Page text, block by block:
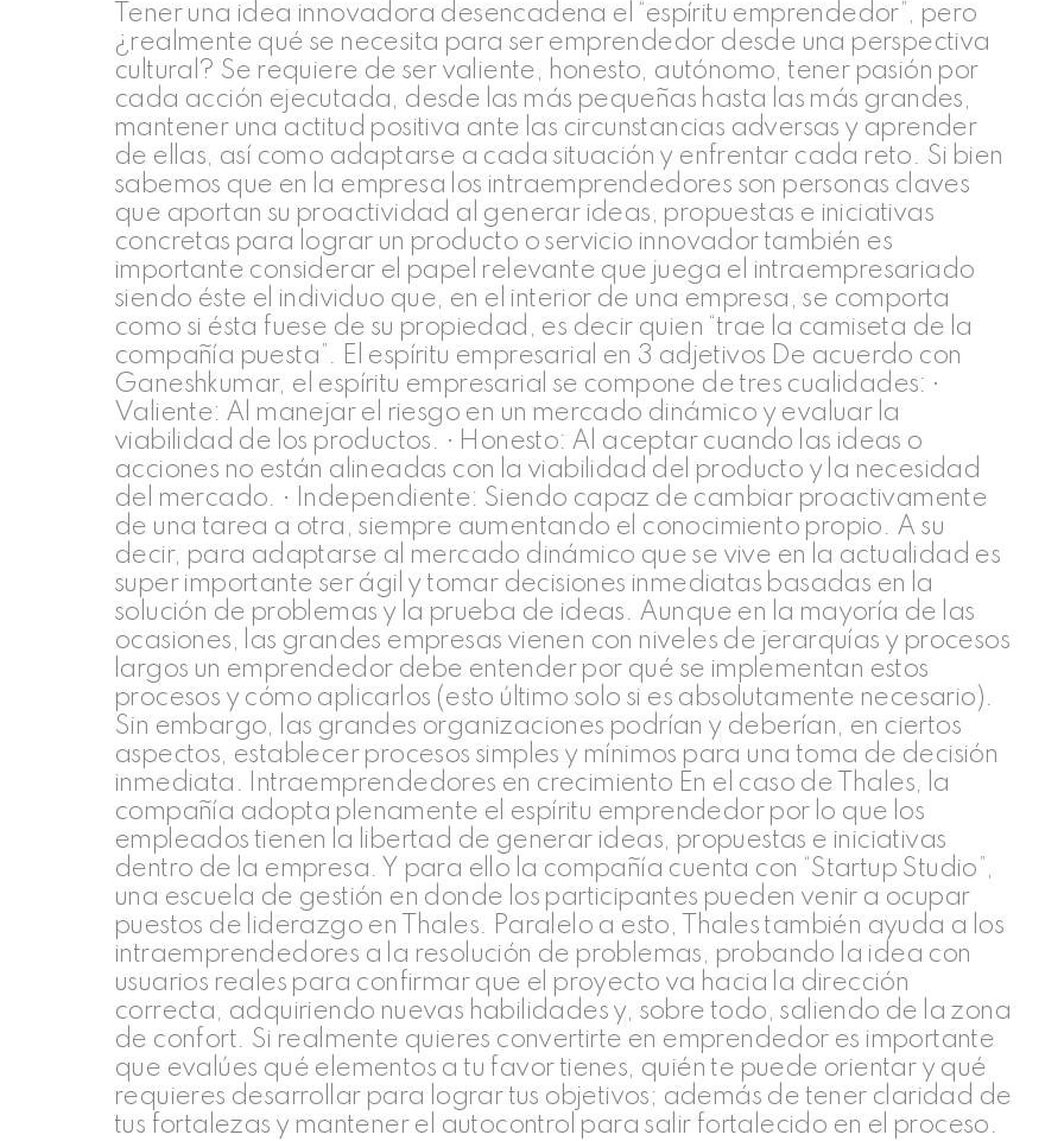
Tener una idea innovadora desencadena el “espíritu emprendedor”, pero
¿realmente qué se necesita para ser emprendedor desde una perspectiva
cultural? Se requiere de ser valiente, honesto, autónomo, tener pasión por
cada acción ejecutada, desde las más pequeñas hasta las más grandes,
mantener una actitud positiva ante las circunstancias adversas y aprender
de ellas, así como adaptarse a cada situación y enfrentar cada reto. Si bien
sabemos que en la empresa los intraemprendedores son personas claves
que aportan su proactividad al generar ideas, propuestas e iniciativas
concretas para lograr un producto o servicio innovador también es
importante considerar el papel relevante que juega el intraempresariado
siendo éste el individuo que, en el interior de una empresa, se comporta
como si ésta fuese de su propiedad, es decir quien “trae la camiseta de la
compañía puesta”. El espíritu empresarial en 3 adjetivos De acuerdo con
Ganeshkumar, el espíritu empresarial se compone de tres cualidades: •
Valiente: Al manejar el riesgo en un mercado dinámico y evaluar la
viabilidad de los productos. • Honesto: Al aceptar cuando las ideas o
acciones no están alineadas con la viabilidad del producto y la necesidad
del mercado. • Independiente: Siendo capaz de cambiar proactivamente
de una tarea a otra, siempre aumentando el conocimiento propio. A su
decir, para adaptarse al mercado dinámico que se vive en la actualidad es
super importante ser ágil y tomar decisiones inmediatas basadas en la
solución de problemas y la prueba de ideas. Aunque en la mayoría de las
ocasiones, las grandes empresas vienen con niveles de jerarquías y procesos
largos un emprendedor debe entender por qué se implementan estos
procesos y cómo aplicarlos (esto último solo si es absolutamente necesario).
Sin embargo, las grandes organizaciones podrían y deberían, en ciertos
aspectos, establecer procesos simples y mínimos para una toma de decisión
inmediata. Intraemprendedores en crecimiento En el caso de Thales, la
compañía adopta plenamente el espíritu emprendedor por lo que los
empleados tienen la libertad de generar ideas, propuestas e iniciativas
dentro de la empresa. Y para ello la compañía cuenta con “Startup Studio”,
una escuela de gestión en donde los participantes pueden venir a ocupar
puestos de liderazgo en Thales. Paralelo a esto, Thales también ayuda a los
intraemprendedores a la resolución de problemas, probando la idea con
usuarios reales para confirmar que el proyecto va hacia la dirección
correcta, adquiriendo nuevas habilidades y, sobre todo, saliendo de la zona
de confort. Si realmente quieres convertirte en emprendedor es importante
que evalúes qué elementos a tu favor tienes, quién te puede orientar y qué
requieres desarrollar para lograr tus objetivos; además de tener claridad de
tus fortalezas y mantener el autocontrol para salir fortalecido en el proceso.